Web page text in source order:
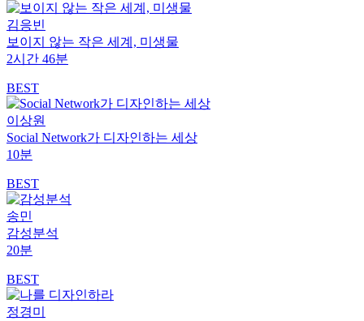
김응빈
보이지 않는 작은 세계, 미생물
2시간 46분
BEST
이상원
Social Network가 디자인하는 세상
10분
BEST
송민
감성분석
20분
BEST
정경미